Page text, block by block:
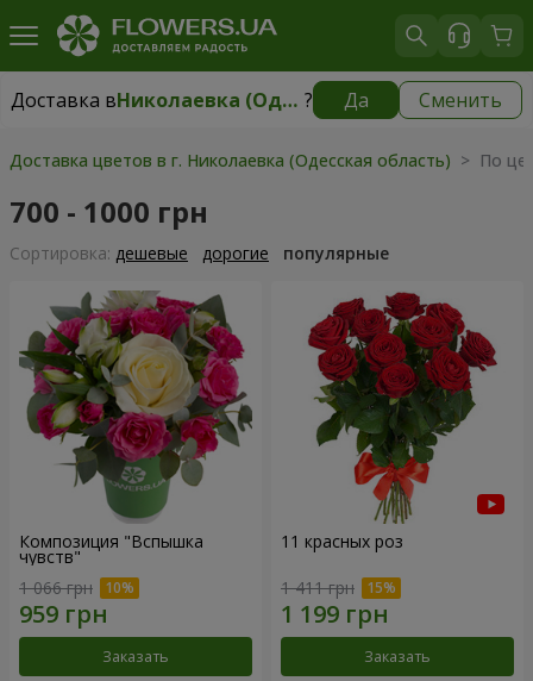
Доставка в Николаевка (Одесская область) ? Да Сменить
Доставка вНиколаевка (Одесская область)|2277 грн
Доставка цветов в г. Николаевка (Одесская область) > По
700 - 1000 грн
Cортировка: дешевые дорогие популярные
Композиция "Вспышка
чувств"
1 066 грн
Заказать
11 красных роз
1 411 грн
Заказать